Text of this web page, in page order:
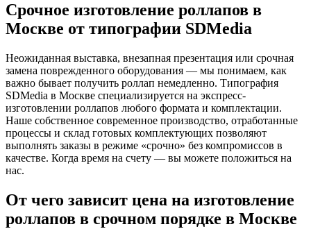
Срочное изготовление роллапов в
Москве от типографии SDMedia
Неожиданная выставка, внезапная презентация или срочная
замена поврежденного оборудования — мы понимаем, как
важно бывает получить роллап немедленно. Типография
SDMedia в Москве специализируется на экспресс-
изготовлении роллапов любого формата и комплектации.
Наше собственное современное производство, отработанные
процессы и склад готовых комплектующих позволяют
выполнять заказы в режиме «срочно» без компромиссов в
качестве. Когда время на счету — вы можете положиться на
нас.
От чего зависит цена на изготовление
роллапов в срочном порядке в Москве